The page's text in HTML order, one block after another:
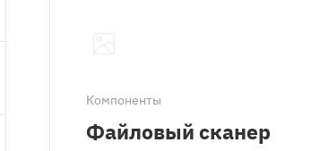
Компоненты
Файловый сканер